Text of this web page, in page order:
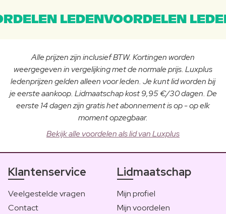
LEDENVOORDELEN
Alle prijzen zijn inclusief BTW. Kortingen worden
weergegeven in vergelijking met de normale prijs. Luxplus
ledenprijzen gelden alleen voor leden. Je kunt lid worden bij
je eerste aankoop. Lidmaatschap kost 9,95 €/30 dagen. De
eerste 14 dagen zijn gratis het abonnement is op - op elk
moment opzegbaar.
Bekijk alle voordelen als lid van Luxplus
Klantenservice
Veelgestelde vragen
Contact
Lidmaatschap
Mijn profiel
Mijn voordelen